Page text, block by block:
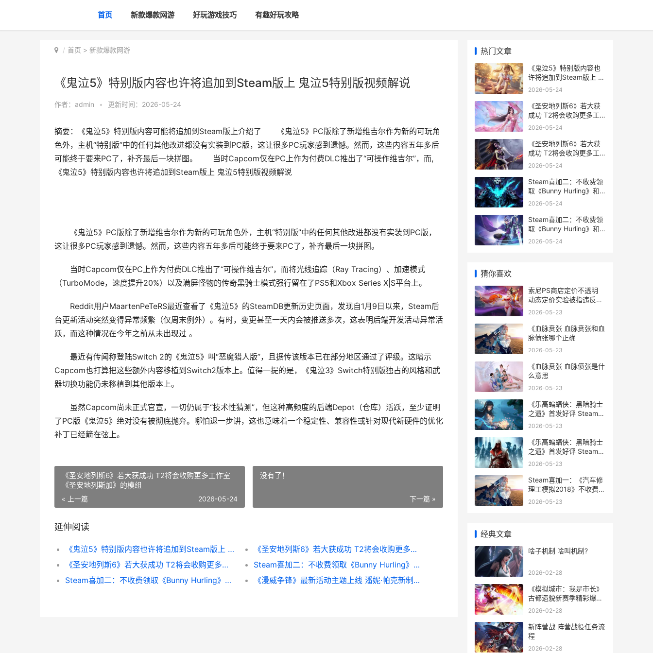
首页 新款爆款网游 好玩游戏技巧 有趣好玩攻略
首页 > 新款爆款网游
《鬼泣5》特别版内容也许将追加到Steam版上 鬼泣5特别版视频解说
作者： admin • 更新时间：2026-05-24
摘要：《鬼泣5》特别版内容可能将追加到Steam版上介绍了 《鬼泣5》PC版除了新增维吉尔作为新的可玩角
色外，主机“特别版”中的任何其他改进都没有实装到PC版，这让很多PC玩家感到遗憾。然而，这些内容五年多后
可能终于要来PC了，补齐最后一块拼图。 当时Capcom仅在PC上作为付费DLC推出了“可操作维吉尔”，而,
《鬼泣5》特别版内容也许将追加到Steam版上 鬼泣5特别版视频解说
《鬼泣5》PC版除了新增维吉尔作为新的可玩角色外，主机“特别版”中的任何其他改进都没有实装到PC版，
这让很多PC玩家感到遗憾。然而，这些内容五年多后可能终于要来PC了，补齐最后一块拼图。
当时Capcom仅在PC上作为付费DLC推出了“可操作维吉尔”，而将光线追踪（Ray Tracing）、加速模式
（TurboMode，速度提升20%）以及满屏怪物的传奇黑骑士模式强行留在了PS5和Xbox Series X|S平台上。
Reddit用户MaartenPeTeRS最近查看了《鬼泣5》的SteamDB更新历史页面，发现自1月9日以来，Steam后
台更新活动突然变得异常频繁（仅周末例外）。有时，变更甚至一天内会被推送多次，这表明后端开发活动异常活
跃，而这种情况在今年之前从未出现过 。
最近有传闻称登陆Switch 2的《鬼泣5》叫“恶魔猎人版”，且据传该版本已在部分地区通过了评级。这暗示
Capcom也打算把这些额外内容移植到Switch2版本上。值得一提的是，《鬼泣3》Switch特别版独占的风格和武
器切换功能仍未移植到其他版本上。
虽然Capcom尚未正式官宣，一切仍属于“技术性猜测”，但这种高频度的后端Depot（仓库）活跃，至少证明
了PC版《鬼泣5》绝对没有被彻底抛弃。哪怕退一步讲，这也意味着一个稳定性、兼容性或针对现代新硬件的优化
补丁已经箭在弦上。
《圣安地列斯6》若大获成功 T2将会收购更多工作室
《圣安地列斯加》的模组
« 上一篇 2026-05-24
没有了！
下一篇 »
延伸阅读
《鬼泣5》特别版内容也许将追加到Steam版上 鬼泣5特别版视频解说
《圣安地列斯6》若大获成功 T2将会收购更多工作室 《圣安地列斯加》的模组
《圣安地列斯6》若大获成功 T2将会收购更多工作室 圣安地列斯69区
Steam喜加二：不收费领取《Bunny Hurling》和3D登高跑酷游戏《Bunny Guys steam喜加一必须下载吗
Steam喜加二：不收费领取《Bunny Hurling》和3D登高跑酷游戏《Bunny Guys steam喜加一值得买吗
《漫威争锋》最新活动主题上线 潘妮·帕克新制服登场 漫威争斗百度百科
热门文章
《鬼泣5》特别版内容也
许将追加到Steam版上 鬼
泣5特别版视频解说
2026-05-24
《圣安地列斯6》若大获
成功 T2将会收购更多工
作室 《圣安地列斯加》的
2026-05-24
《圣安地列斯6》若大获
成功 T2将会收购更多工
作室 圣安地列斯69区
2026-05-24
Steam喜加二：不收费领
取《Bunny Hurling》和
3D登高跑酷游戏《Bunny
下载吗
2026-05-24
Steam喜加二：不收费领
取《Bunny Hurling》和
3D登高跑酷游戏《Bunny
2026-05-24
猜你喜欢
索尼PS商店定价不透明
动态定价实验被指违反欧
盟消费者法 索尼ps门店
2026-05-23
《血脉贲张 血脉贲张和血
脉偾张哪个正确
2026-05-23
《血脉贲张 血脉偾张是什
么意思
2026-05-23
《乐高蝙蝠侠：黑暗骑士
之遗》首发好评 Steam在
线超3万 乐高蝙蝠侠大电
2026-05-23
《乐高蝙蝠侠：黑暗骑士
之遗》首发好评 Steam在
线超3万 乐高蝙蝠侠大电
2026-05-23
Steam喜加一：《汽车修
理工模拟2018》不收费领
取 steam喜加一最新消息
2026-05-23
经典文章
啥子机制 啥叫机制?
2026-02-28
《模拟城市：我是市长》
古都遗貌新赛季精彩爆料
模拟城市我是长破解版
2026-02-28
新阵营战 阵营战役任务流
程
2026-02-28